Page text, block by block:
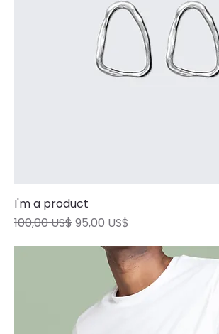
I'm a product
Precio
100,00 US$Precio de oferta
95,00 US$